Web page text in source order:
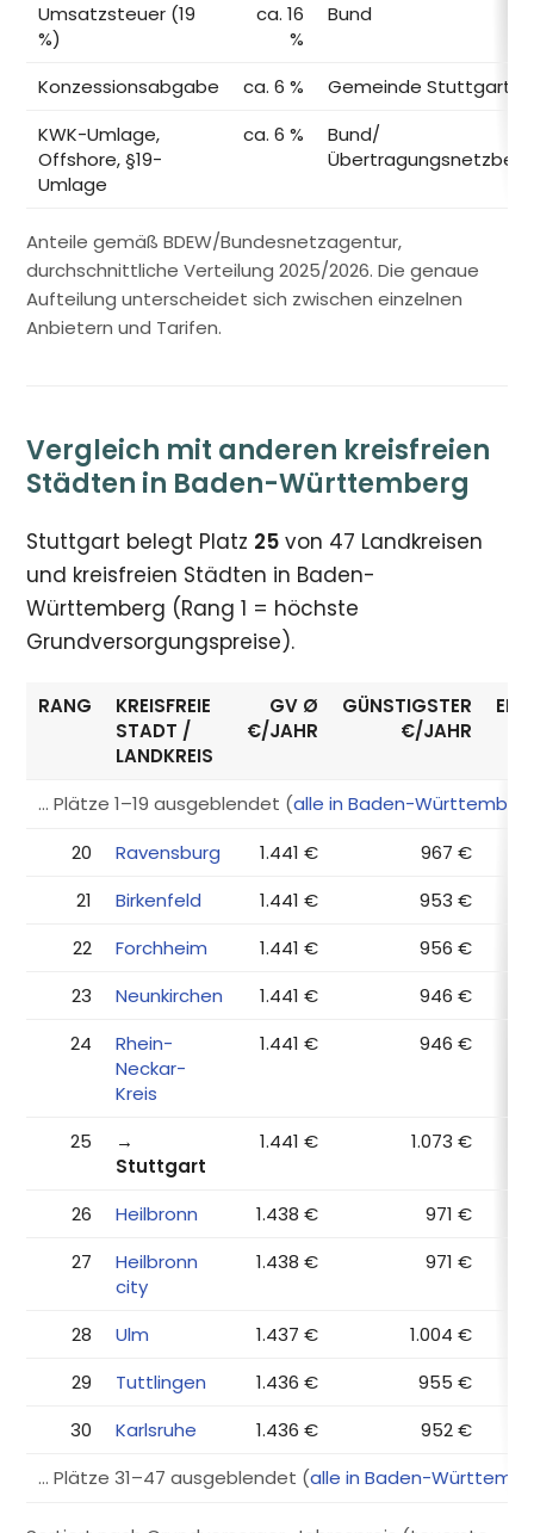
Umsatzsteuer (19
%)
ca. 16
%
Bund
Konzessionsabgabe ca. 6 %
Gemeinde Stuttgart
KWK-Umlage,
Offshore, §19-
Umlage
ca. 6 %
Bund/
Anteile gemäß BDEW/Bundesnetzagentur,
durchschnittliche Verteilung 2025/2026. Die genaue
Aufteilung unterscheidet sich zwischen einzelnen
Anbietern und Tarifen.
Vergleich mit anderen kreisfreien
Städten in Baden-Württemberg
Stuttgart belegt Platz 25 von 47 Landkreisen
und kreisfreien Städten in Baden-
Württemberg (Rang 1 = höchste
Grundversorgungspreise).
RANG
KREISFREIE
STADT /
LANDKREIS
GV Ø
€/JAHR
GÜNSTIGSTER
€/JAHR
… Plätze 1–19 ausgeblendet (alle in Baden-
20
Ravensburg 1.441 € 967 €
21
Birkenfeld 1.441 € 953 €
22
Forchheim 1.441 € 956 €
23
Neunkirchen 1.441 € 946 €
24
Rhein-
Neckar-
Kreis
1.441 € 946 €
25
→
Stuttgart
1.441 € 1.073 €
26 Heilbronn 1.438 € 971 €
27
Heilbronn
city
1.438 € 971 €
28 Ulm 1.437 € 1.004 €
29
Tuttlingen 1.436 €
955 €
30
Karlsruhe 1.436 € 952 €
… Plätze 31–47 ausgeblendet (alle in Baden-